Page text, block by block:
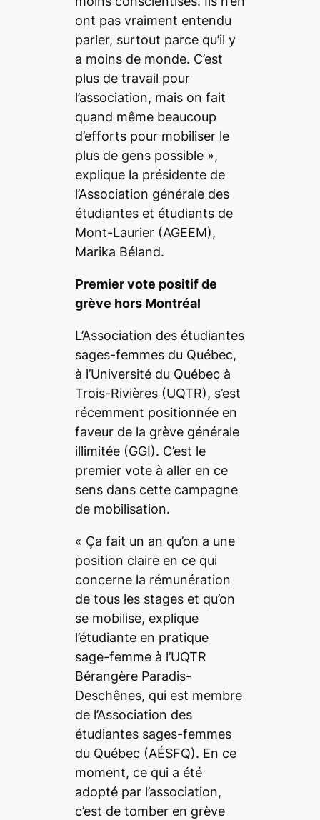
ont pas vraiment entendu
parler, surtout parce qu’il y
a moins de monde. C’est
plus de travail pour
l’association, mais on fait
quand même beaucoup
d’efforts pour mobiliser le
plus de gens possible»,
explique la présidente de
l’Association générale des
étudiantes et étudiants de
Mont-Laurier (AGEEM),
Marika Béland.
Premier vote positif de
grève hors Montréal
L’Association des étudiantes
sages-femmes du Québec,
à l’Université du Québec à
Trois-Rivières (UQTR), s’est
récemment positionnée en
faveur de la grève générale
illimitée (GGI). C’est le
premier vote à aller en ce
sens dans cette campagne
de mobilisation.
« Ça fait un an qu’on a une
position claire en ce qui
concerne la rémunération
de tous les stages et qu’on
se mobilise, explique
l’étudiante en pratique
sage-femme à l’UQTR
Bérangère Paradis-
Deschênes, qui est membre
de l’Association des
étudiantes sages-femmes
du Québec (AÉSFQ). En ce
moment, ce qui a été
adopté par l’association,
c’est de tomber en grève